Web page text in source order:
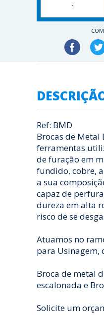
Ref: BMD
Brocas de Metal
ferramentas
de furação em
fundido, cobre,
a sua
capaz de
dureza em alta
risco de se
Atuamos no
para Usinagem,
Broca de metal
escalonada e
Solicite um